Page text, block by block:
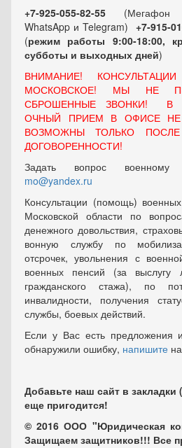
+7-925-055-82-55 (Мегафон
WhatsApp и Telegram) +7-915-
(режим работы 9:00-18:00,
субботы и выходных дней)
ВНИМАНИЕ!
МОСКОВСКОЕ! МЫ НЕ
СБРОШЕННЫЕ ЗВОНКИ! В
ОЧНЫЙ ПРИЕМ В ОФИСЕ НЕ
ВОЗМОЖНЫ ТОЛЬКО ПОСЛЕ
ДОГОВОРЕННОСТИ!
Задать вопрос военному
mo@yandex.ru
Консультации (помощь)
Московской области по
денежного довольствия,
вонную службу по
отсрочек, увольнения с
военных пенсий (за
гражданского стажа), по
инвалидности, получения
службы, боевых действий.
Если у Вас есть предложения
обнаружили ошибку, напишите
Добавьте наш сайт в
еще пригодится!
© 2016 ООО "Юридическая
Защищаем защитников!!! Все